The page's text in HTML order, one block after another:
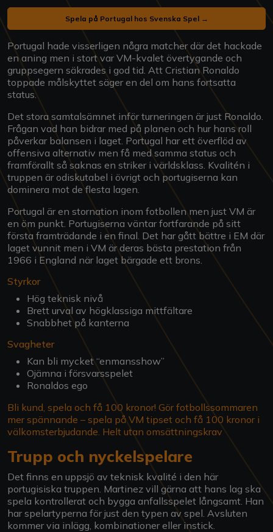
Spela på Portugal hos Svenska Spel →
Portugal hade visserligen några matcher där det hackade
en aning men i stort var VM-kvalet övertygande och
gruppsegern säkrades i god tid. Att Cristian Ronaldo
toppade målskyttet säger en del om hans fortsatta
status.
Det stora samtalsämnet inför turneringen är just Ronaldo.
Frågan vad han bidrar med på planen och hur hans roll
påverkar balansen i laget. Portugal har ett överflöd av
offensiva alternativ men få med samma status och
framförallt så saknas en striker i världsklass. Kvalitén i
truppen är odiskutabel i övrigt och portugiserna kan
dominera mot de flesta lagen.
Portugal är en stornation inom fotbollen men just VM är
en öm punkt. Portugiserna väntar fortfarande på sitt
första framträdande i en final. Det har gått bättre i EM där
laget vunnit men i VM är deras bästa prestation från
1966 i England när laget bärgade ett brons.
Styrkor
Hög teknisk nivå
Brett urval av högklassiga mittfältare
Snabbhet på kanterna
Svagheter
Kan bli mycket “enmansshow”
Ojämna i försvarsspelet
Ronaldos ego
Bli kund, spela och få 100 kronor! Gör fotbollssommaren
mer spännande – spela på VM tipset och få 100 kronor i
välkomsterbjudande. Helt utan omsättningskrav
Trupp och nyckelspelare
Det finns en uppsjö av teknisk kvalité i den här
portugisiska truppen. Martinez vill gärna att hans lag ska
spela kontrollerat och bygga anfallsspelet långsamt. Han
har spelartyperna för just den typen av spel. Avsluten
kommer via inlägg, kombinationer eller instick.